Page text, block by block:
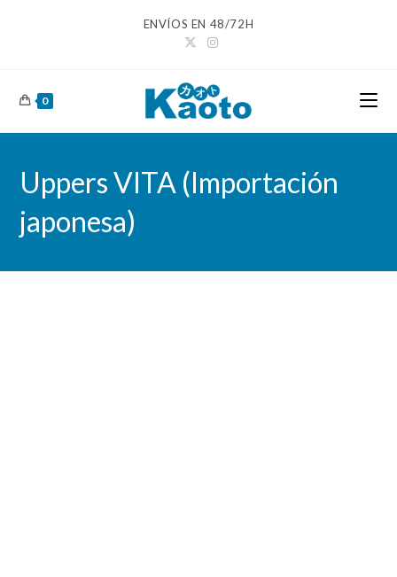
ENVÍOS EN 48/72H
0
Uppers VITA (Importación
japonesa)